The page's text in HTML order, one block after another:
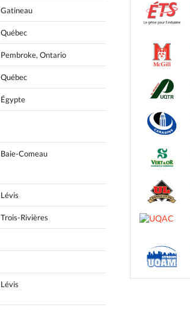
Gatineau
Québec
Pembroke, Ontario
Québec
Égypte
Baie-Comeau
Lévis
Trois-Rivières
Lévis